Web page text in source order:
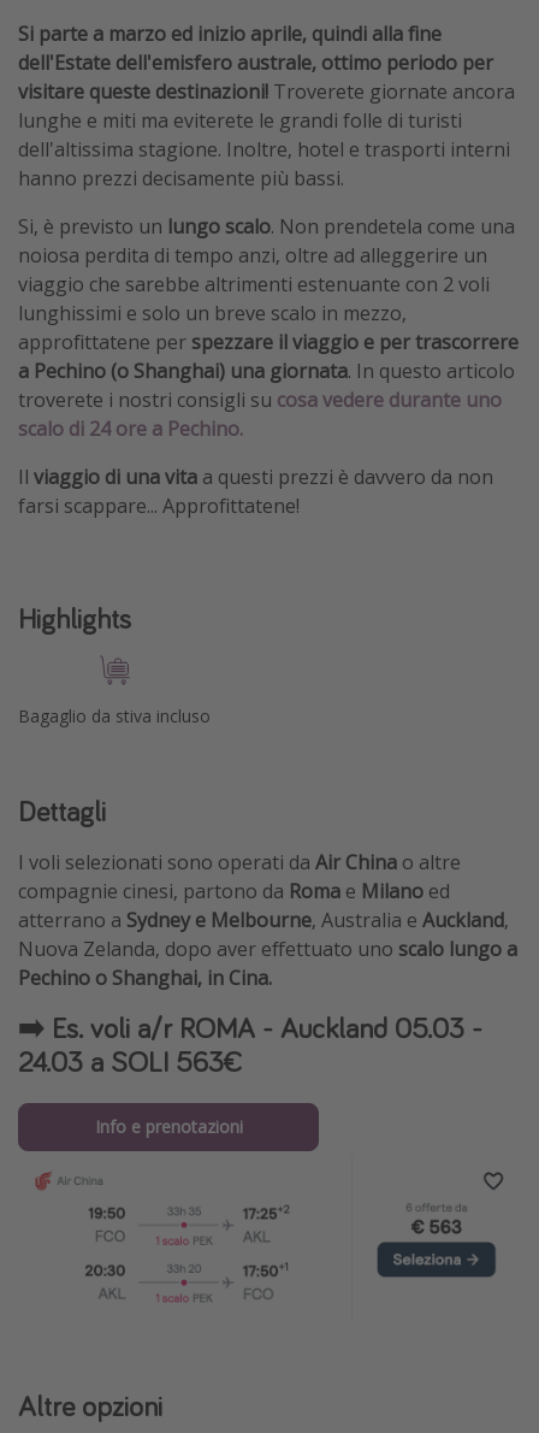
Si parte a marzo ed inizio aprile, quindi alla fine
dell'Estate dell'emisfero australe, ottimo periodo per
visitare queste destinazioni! Troverete giornate ancora
lunghe e miti ma eviterete le grandi folle di turisti
dell'altissima stagione. Inoltre, hotel e trasporti interni
hanno prezzi decisamente più bassi.
Si, è previsto un lungo scalo. Non prendetela come una
noiosa perdita di tempo anzi, oltre ad alleggerire un
viaggio che sarebbe altrimenti estenuante con 2 voli
lunghissimi e solo un breve scalo in mezzo,
approfittatene per spezzare il viaggio e per trascorrere
a Pechino (o Shanghai) una giornata. In questo articolo
troverete i nostri consigli su cosa vedere durante uno
scalo di 24 ore a Pechino.
Il viaggio di una vita a questi prezzi è davvero da non
farsi scappare... Approfittatene!
Highlights
Bagaglio da stiva incluso
Dettagli
I voli selezionati sono operati da Air China o altre
compagnie cinesi, partono da Roma e Milano ed
atterrano a Sydney e Melbourne, Australia e Auckland,
Nuova Zelanda, dopo aver effettuato uno scalo lungo a
Pechino o Shanghai, in Cina.
➡️ Es. voli a/r ROMA - Auckland 05.03 -
24.03 a SOLI 563€
Info e prenotazioni
Altre opzioni